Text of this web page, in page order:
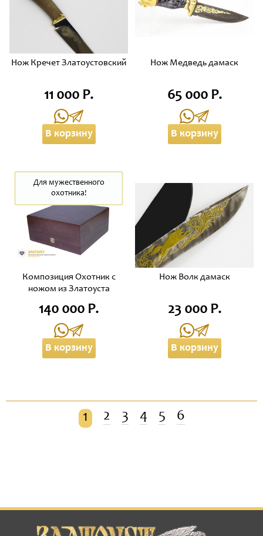
Нож Кречет Златоустовский
11 000 Р.
В корзину
Нож Медведь дамаск
65 000 Р.
В корзину
Композиция Охотник с
ножом из Златоуста
Для мужественного
охотника!
140 000 Р.
В корзину
Нож Волк дамаск
23 000 Р.
В корзину
1 2 3 4 5 6